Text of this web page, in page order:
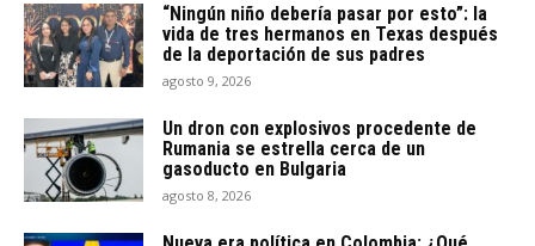
“Ningún niño debería pasar por esto”: la
vida de tres hermanos en Texas después
de la deportación de sus padres
agosto 9, 2026
Un dron con explosivos procedente de
Rumania se estrella cerca de un
gasoducto en Bulgaria
agosto 8, 2026